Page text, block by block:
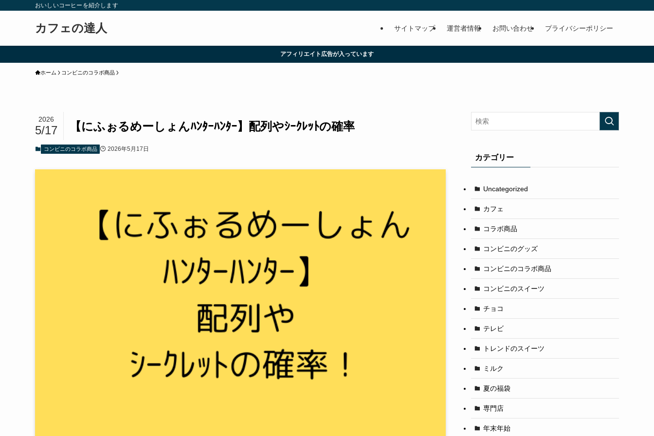
おいしいコーヒーを紹介します
カフェの達人 サイトマップ 運営者情報 お問い合わせ プライバシーポリシー
アフィリエイト広告が入っています
ホーム コンビニのコラボ商品
【にふぉるめーしょんﾊﾝﾀｰﾊﾝﾀｰ】配列やｼｰｸﾚｯﾄの確率
2026
5/17
コンビニのコラボ商品 2026年5月17日
カテゴリー
Uncategorized
カフェ
コラボ商品
コンビニのグッズ
コンビニのコラボ商品
コンビニのスイーツ
チョコ
テレビ
トレンドのスイーツ
ミルク
夏の福袋
専門店
年末年始